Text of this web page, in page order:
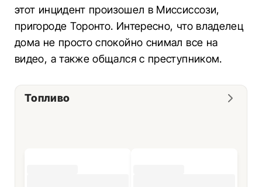
этот инцидент произошел в Миссиссози,
пригороде Торонто. Интересно, что владелец
дома не просто спокойно снимал все на
видео, а также общался с преступником.
Топливо